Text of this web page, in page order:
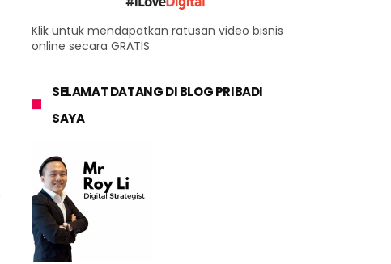
Klik untuk mendapatkan ratusan video bisnis
online secara GRATIS
SELAMAT DATANG DI BLOG PRIBADI
SAYA